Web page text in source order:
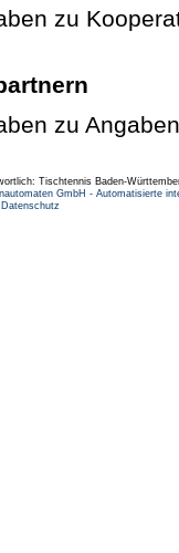
zu
zu
Tischtennis Baden-
GmbH - Automatisierte
Datenschutz